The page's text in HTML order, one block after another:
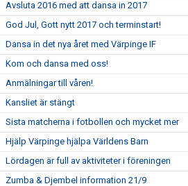
Avsluta 2016 med att dansa in 2017
God Jul, Gott nytt 2017 och terminstart!
Dansa in det nya året med Värpinge IF
Kom och dansa med oss!
Anmälningar till våren!
Kansliet är stängt
Sista matcherna i fotbollen och mycket mer
Hjälp Värpinge hjälpa Världens Barn
Lördagen är full av aktiviteter i föreningen
Zumba & Djembel information 21/9